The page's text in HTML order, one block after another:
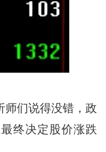
们说得没错，政
终决定股价涨跌